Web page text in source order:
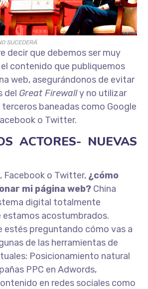
SUCEDERÁ
decir que debemos ser muy
contenido que publiquemos
web, asegurándonos de evitar
del Great Firewally no utilizar
baneadas como Google
o Twitter.
ACTORES- NUEVAS
Facebook o Twitter, ¿cómo
mi página web? China
digital totalmente
estamos acostumbrados.
estés preguntando cómo vas a
de las herramientas de
Posicionamiento natural
PPC en Adwords,
en redes sociales como